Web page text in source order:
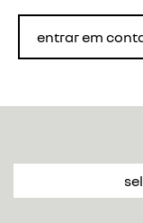
entrar em